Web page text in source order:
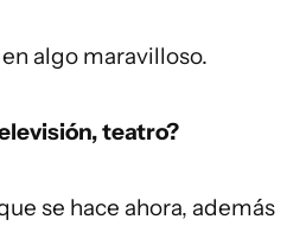
algo maravilloso.
teatro?
se hace ahora, además